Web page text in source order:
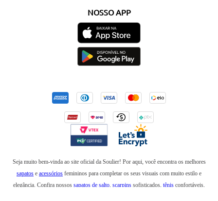
NOSSO APP
Seja muito bem-vinda ao site oficial da Soulier! Por aqui, você encontra os melhores
sapatos e acessórios femininos para completar os seus visuais com muito estilo e
elegância. Confira nossos sapatos de salto, scarpins sofisticados, tênis confortáveis,